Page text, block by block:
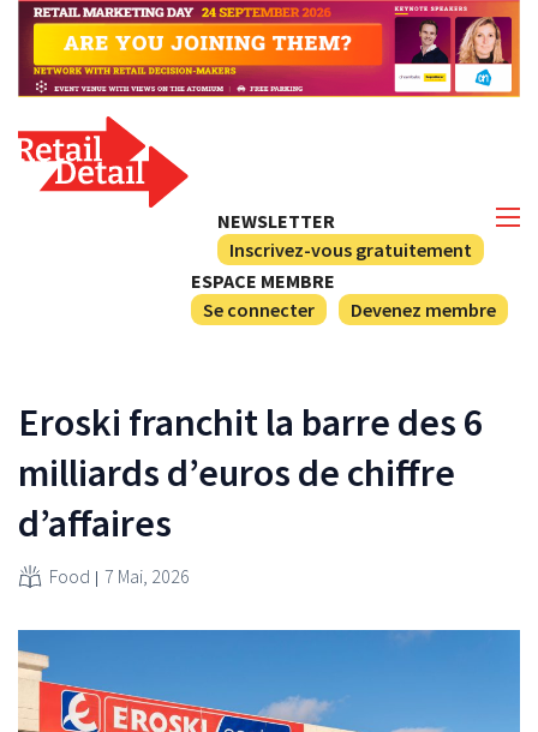
NEWSLETTER
Inscrivez-vous gratuitement
ESPACE MEMBRE
Se connecter
Devenez membre
Eroski franchit la barre des 6
milliards d’euros de chiffre
d’affaires
Food 7 Mai, 2026